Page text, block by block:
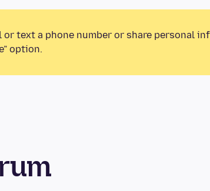
text a phone number or share personal
option.